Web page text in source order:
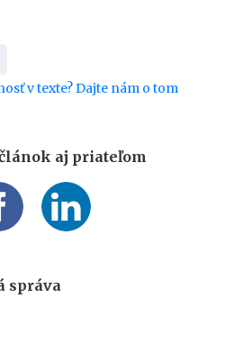
v texte? Dajte nám o tom
aj priateľom
správa